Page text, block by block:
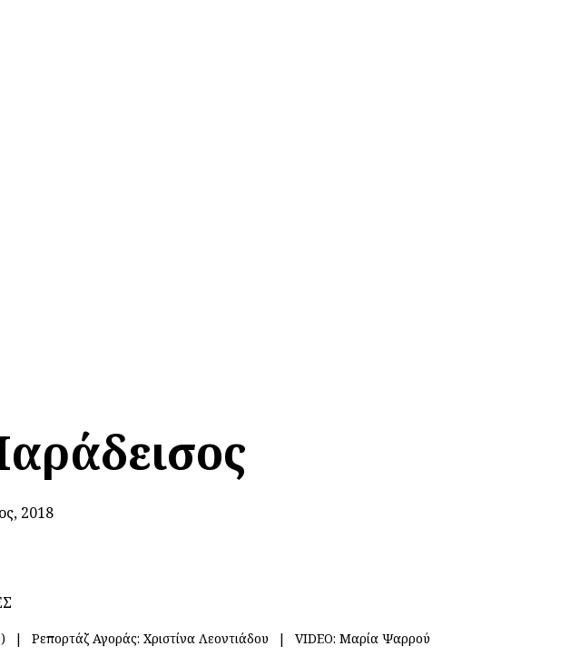
2018
Ρεπορτάζ Αγοράς: Χριστίνα Λεοντιάδου VIDEO: Μαρία Ψαρρού